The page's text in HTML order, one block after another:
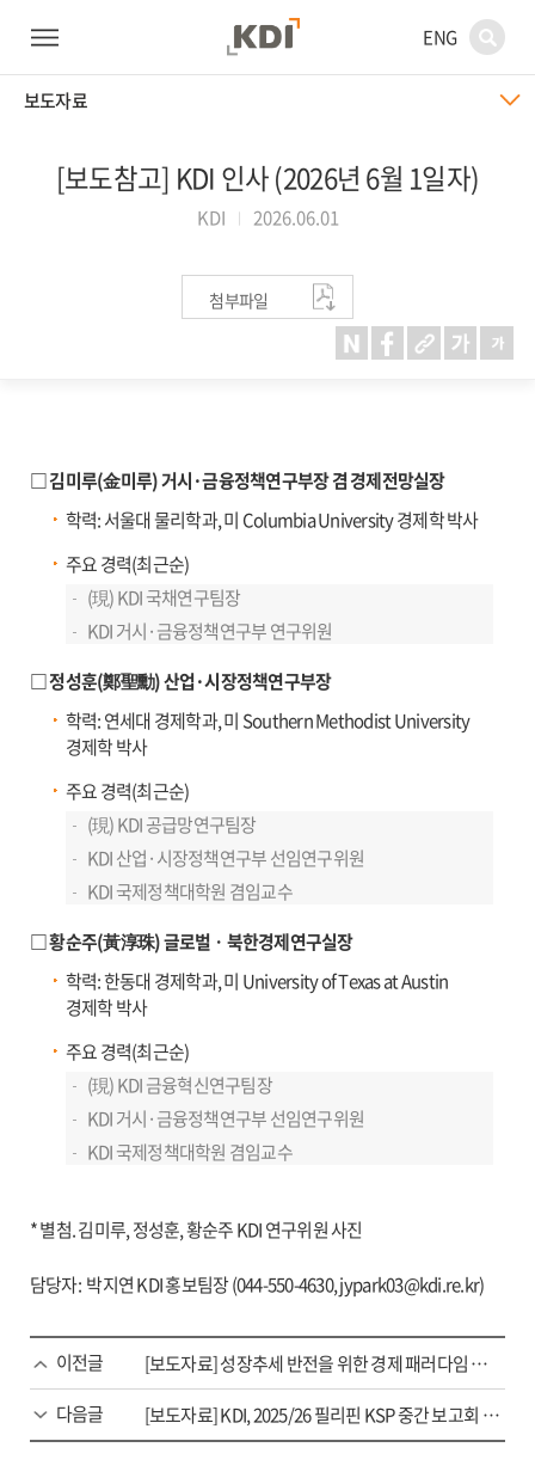
ENG
보도자료
[보도참고] KDI 인사 (2026년 6월 1일자)
KDI 2026.06.01
첨부파일
□ 김미루(金미루) 거시·금융정책연구부장 겸 경제전망실장
학력: 서울대 물리학과, 미 Columbia University 경제학 박사
주요 경력(최근순)
(現) KDI 국채연구팀장
KDI 거시·금융정책연구부 연구위원
□ 정성훈(鄭聖勳) 산업·시장정책연구부장
학력: 연세대 경제학과, 미 Southern Methodist University
경제학 박사
주요 경력(최근순)
(現) KDI 공급망연구팀장
KDI 산업·시장정책연구부 선임연구위원
KDI 국제정책대학원 겸임교수
□ 황순주(黃淳珠) 글로벌ㆍ북한경제연구실장
학력: 한동대 경제학과, 미 University of Texas at Austin
경제학 박사
주요 경력(최근순)
(現) KDI 금융혁신연구팀장
KDI 거시·금융정책연구부 선임연구위원
KDI 국제정책대학원 겸임교수
* 별첨. 김미루, 정성훈, 황순주 KDI 연구위원 사진
담당자: 박지연 KDI 홍보팀장 (044-550-4630, jypark03@kdi.re.kr)
이전글
[보도자료] 성장추세 반전을 위한 경제 패러다임 전환’ 콘퍼런스 개최 결과 - 피터 하윗 노벨경제학상 수상자 초청 -
다음글
[보도자료] KDI, 2025/26 필리핀 KSP 중간 보고회 개최 - 필리핀 사법행정 개선을 위한 전자소송 시스템 고도화 방안 -